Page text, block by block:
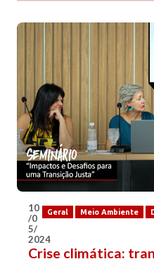
Geral Meio Ambiente
10
/0
5/
2024
Crise climática: